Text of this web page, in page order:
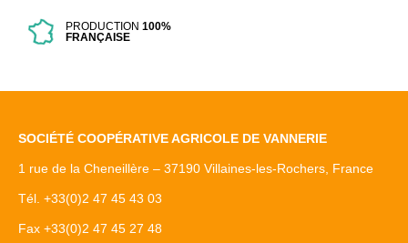
PRODUCTION100%
FRANÇAISE
SOCIÉTÉ COOPÉRATIVE AGRICOLE DE VANNERIE
1 rue de la Cheneillère – 37190 Villaines-les-Rochers, France
Tél. +33(0)2 47 45 43 03
Fax +33(0)2 47 45 27 48